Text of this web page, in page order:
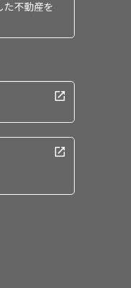
た不動産を